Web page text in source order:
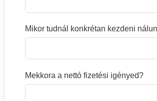
Mikor tudnál konkrétan kezdeni
Mekkora a nettó fizetési igényed?